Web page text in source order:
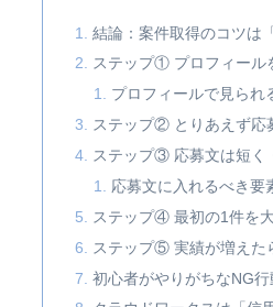
結論：案件取得のコツは
ステップ① プロフィール
プロフィールで見られ
ステップ② とりあえず応
ステップ③ 応募文は短く
応募文に入れるべき要
ステップ④ 最初の1件を
ステップ⑤ 実績が増えた
初心者がやりがちなNG行